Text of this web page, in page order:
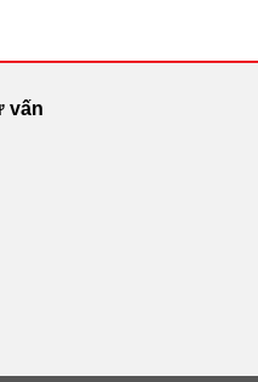
vấn